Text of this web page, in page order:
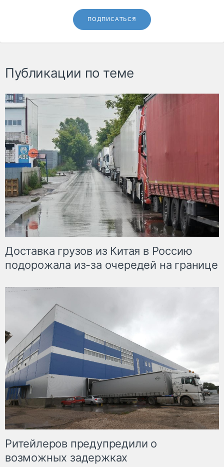
ПОДПИСАТЬСЯ
Публикации по теме
Доставка грузов из Китая в Россию
подорожала из-за очередей на границе
Ритейлеров предупредили о
возможных задержках